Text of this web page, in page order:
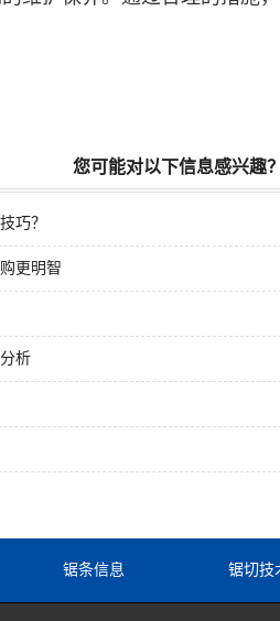
您可能对以下信息感兴趣？
巧？
更明智
析
锯条信息 锯切技